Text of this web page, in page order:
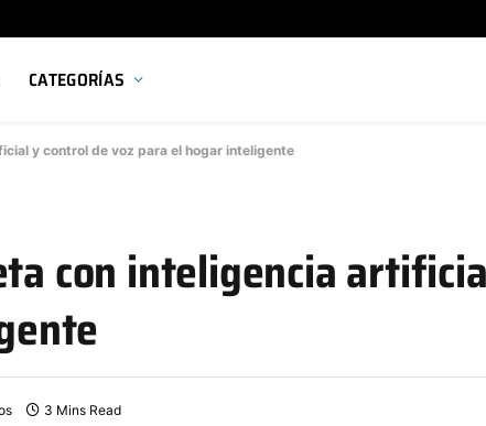
CATEGORÍAS
y control de voz para el hogar inteligente
con inteligencia
3 Mins Read